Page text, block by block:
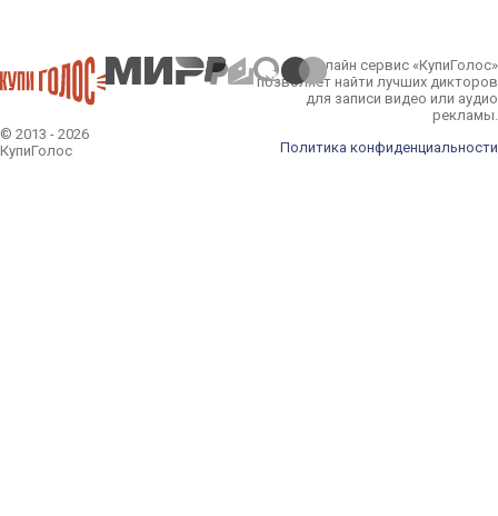
© 2013 - 2026
КупиГолос
Онлайн сервис «КупиГолос»
позволяет найти лучших дикторов
для записи видео или аудио
рекламы.
Политика конфиденциальности